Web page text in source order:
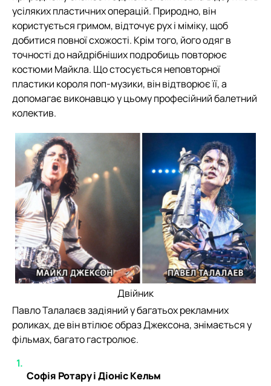
усіляких пластичних операцій. Природно, він
користується гримом, відточує рух і міміку, щоб
добитися повної схожості. Крім того, його одяг в
точності до найдрібніших подробиць повторює
костюми Майкла. Що стосується неповторної
пластики короля поп-музики, він відтворює її, а
допомагає виконавцю у цьому професійний балетний
колектив.
Двійник
Павло Талалаєв задіяний у багатьох рекламних
роликах, де він втілює образ Джексона, знімається у
фільмах, багато гастролює.
Софія Ротару і Діоніс Кельм